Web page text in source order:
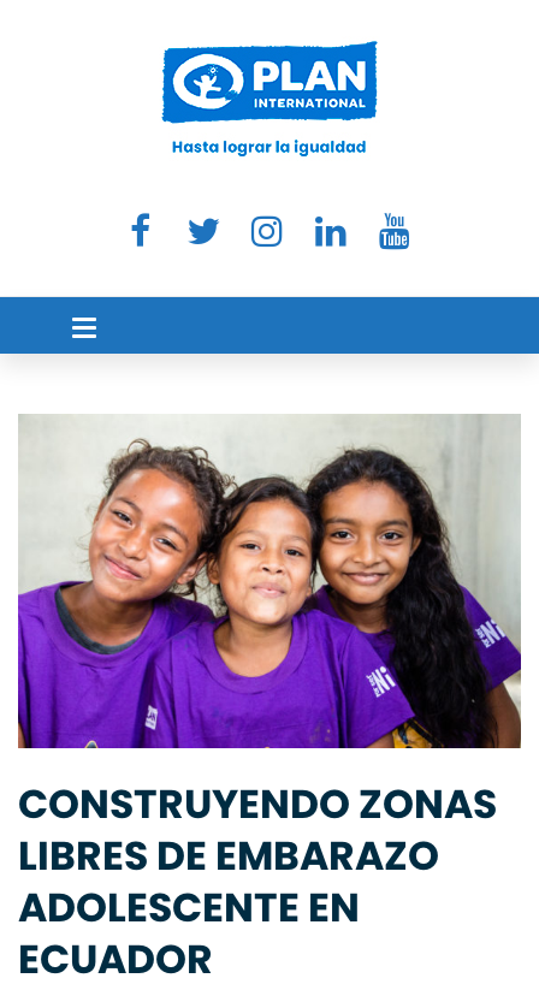
CONSTRUYENDO ZONAS
LIBRES DE EMBARAZO
ADOLESCENTE EN
ECUADOR